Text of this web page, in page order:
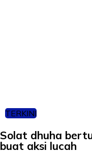
TERKINI
Solat dhuha
buat aksi lucah